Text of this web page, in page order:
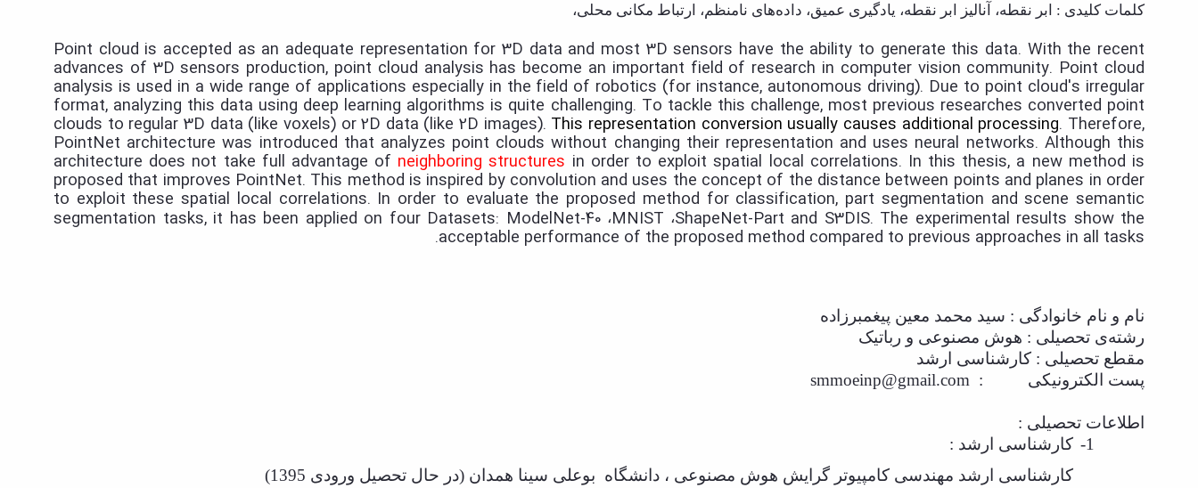
کلمات کلیدی : ابر نقطه، آنالیز ابر نقطه، یادگیری عمیق، داده‌های نامنظم، ارتباط مکانی محلی،
Point cloud is accepted as an adequate representation for 3D data and most 3D sensors have the ability to generate this data. With the recent
advances of 3D sensors production, point cloud analysis has become an important field of research in computer vision community. Point cloud
analysis is used in a wide range of applications especially in the field of robotics (for instance, autonomous driving). Due to point cloud's irregular
format, analyzing this data using deep learning algorithms is quite challenging. To tackle this challenge, most previous researches converted point
clouds to regular 3D data (like voxels) or 2D data (like 2D images). This representation conversion usually causes additional processing. Therefore,
PointNet architecture was introduced that analyzes point clouds without changing their representation and uses neural networks. Although this
architecture does not take full advantage of neighboring structures in order to exploit spatial local correlations. In this thesis, a new method is
proposed that improves PointNet. This method is inspired by convolution and uses the concept of the distance between points and planes in order
to exploit these spatial local correlations. In order to evaluate the proposed method for classification, part segmentation and scene semantic
segmentation tasks, it has been applied on four Datasets: ModelNet-40 ،MNIST ،ShapeNet-Part and S3DIS. The experimental results show the
acceptable performance of the proposed method compared to previous approaches in all tasks.
نام و نام خانوادگی : سید محمد معین پیغمبرزاده
رشته‌ی تحصیلی : هوش مصنوعی و رباتیک
مقطع تحصیلی : کارشناسی ارشد
پست الکترونیکی
:
smmoeinp@gmail.com
اطلاعات تحصیلی :
1-
کارشناسی ارشد :
کارشناسی ارشد مهندسی کامپیوتر گرایش هوش مصنوعی ، دانشگاه بوعلی سینا همدان (در حال تحصیل ورودی 1395)